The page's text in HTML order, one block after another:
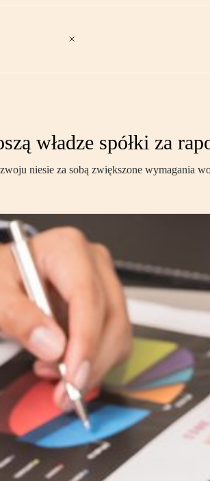
władze spółki za
niesie za sobą zwiększone wymagania